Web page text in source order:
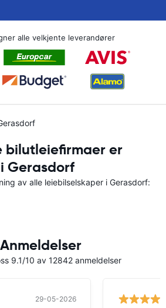
alle velkjente leverandører
bilutleiefirmaer er
Gerasdorf
av alle leiebilselskaper i Gerasdorf:
9.1/10 av 12842 anmeldelser
29-05-2026